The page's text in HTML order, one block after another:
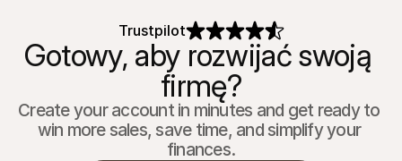
Trustpilot
Gotowy, aby rozwijać swoją
firmę?
Create your account in minutes and get ready to
win more sales, save time, and simplify your
finances.